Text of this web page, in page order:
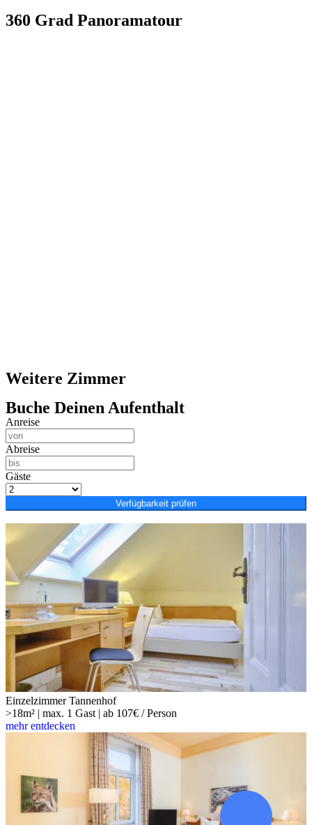
360 Grad Panoramatour
Weitere Zimmer
Buche Deinen Aufenthalt
Anreise
Abreise
Gäste
Verfügbarkeit prüfen
Einzelzimmer Tannenhof
>18m² | max. 1 Gast | ab 107€ / Person
mehr entdecken